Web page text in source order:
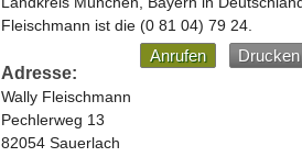
Fleischmann ist die (0 81 04) 79 24.
Anrufen Drucken
Adresse:
Wally Fleischmann
Pechlerweg 13
82054 Sauerlach